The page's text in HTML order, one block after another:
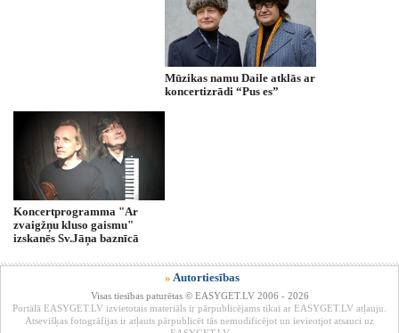
Mūzikas namu Daile atklās ar
koncertizrādi “Pus es”
Koncertprogramma "Ar
zvaigžņu kluso gaismu"
izskanēs Sv.Jāņa baznīcā
» Autortiesības
Visas tiesības paturētas © EASYGET.LV 2006 - 2026
Portālā EASYGET.LV izvietotais materiāls ir pārpublicējams tikai ar EASYGET.LV atļauju.
Atsevišķas fotogrāfijas ir atļauts pārpublicēt tās nemodificējot un ievieotjot atsauci uz